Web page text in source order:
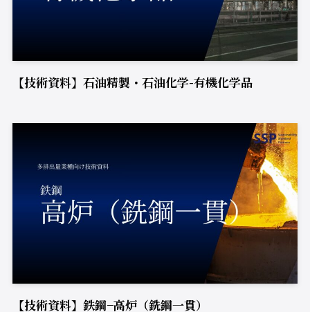
【技術資料】石油精製・石油化学-有機化学品
【技術資料】鉄鋼−高炉（銑鋼一貫）